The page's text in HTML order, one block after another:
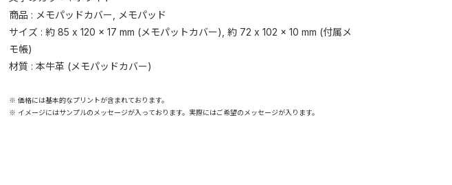
商品 : メモパッドカバー, メモパッド
サイズ : 約 85 x 120 x 17 mm (メモパットカバー), 約 72 x 102 x 10 mm (付属メ
モ帳)
材質 : 本牛革 (メモパッドカバー)
※ 価格には基本的なプリントが含まれております。
※ イメージにはサンプルのメッセージが入っております。実際にはご希望のメッセージが入ります。